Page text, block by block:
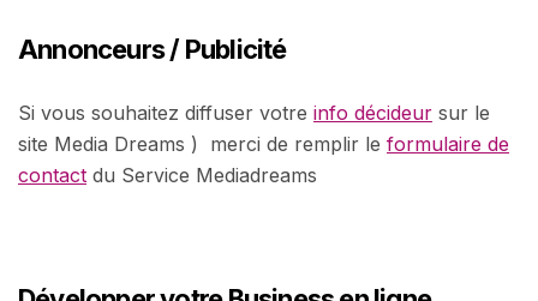
Annonceurs / Publicité
Si vous souhaitez diffuser votre info décideur sur le
site Media Dreams ) merci de remplir le formulaire de
contact du Service Mediadreams